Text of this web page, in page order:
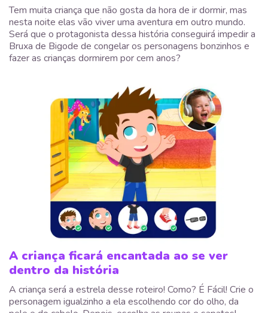
Tem muita criança que não gosta da hora de ir dormir, mas
nesta noite elas vão viver uma aventura em outro mundo.
Será que o protagonista dessa história conseguirá impedir a
Bruxa de Bigode de congelar os personagens bonzinhos e
fazer as crianças dormirem por cem anos?
A criança ficará encantada ao se ver
dentro da história
A criança será a estrela desse roteiro! Como? É Fácil! Crie o
personagem igualzinho a ela escolhendo cor do olho, da